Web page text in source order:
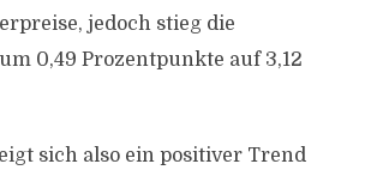
jedoch stieg die
0,49 Prozentpunkte auf 3,12
sich also ein positiver Trend